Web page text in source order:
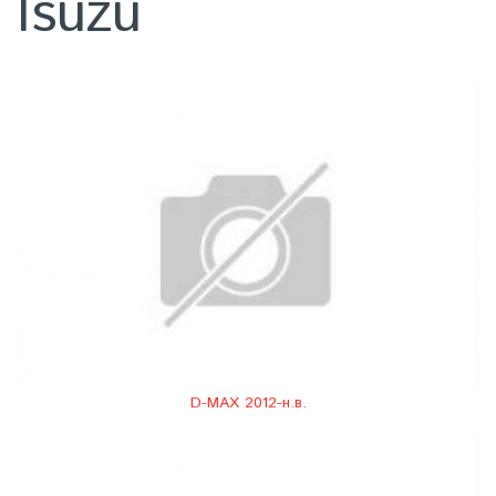
D-MAX 2012-н.в.